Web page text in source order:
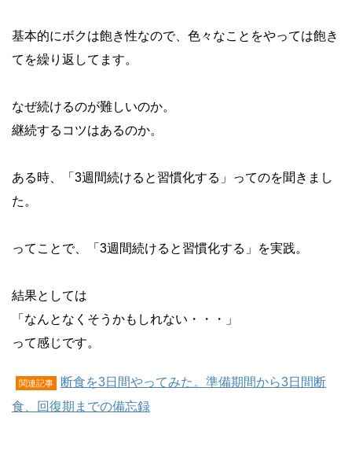
基本的にボクは飽き性なので、色々なことをやっては飽き
てを繰り返してます。
なぜ続けるのが難しいのか。
継続するコツはあるのか。
ある時、「3週間続けると習慣化する」ってのを聞きまし
た。
ってことで、「3週間続けると習慣化する」を実践。
結果としては
「なんとなくそうかもしれない・・・」
って感じです。
関連記事
断食を3日間やってみた。準備期間から3日間断
食、回復期までの備忘録